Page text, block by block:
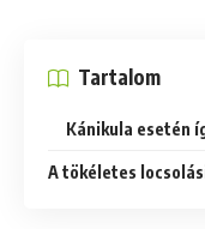
Tartalom
Kánikula esetén
A tökéletes